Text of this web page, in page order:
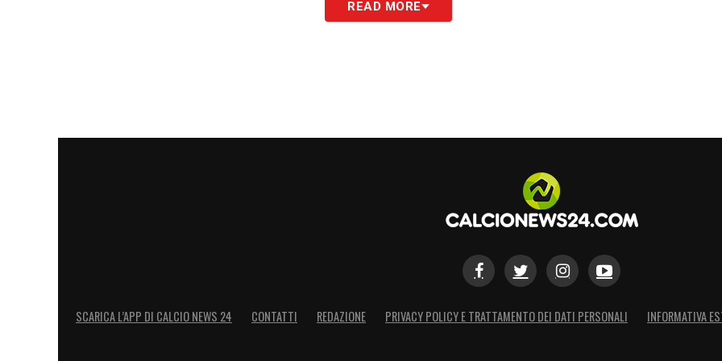
Alvaro Morata è sempre più vicino: convinto dal progetto e dalla presenza di
READ MORE
SCARICA L’APP DI CALCIO NEWS 24 CONTATTI REDAZIONE PRIVACY POLICY E TRATTAMENTO DEI DATI PERSONALI INFORMATIVA